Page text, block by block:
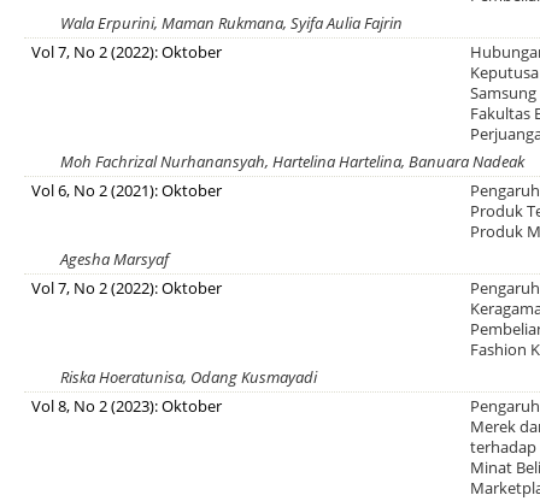
Wala Erpurini, Maman Rukmana, Syifa Aulia Fajrin
Vol 7, No 2 (2022): Oktober
Fakultas
Moh Fachrizal Nurhanansyah, Hartelina Hartelina, Banuara Nadeak
Vol 6, No 2 (2021): Oktober
Produk
Produk
Agesha Marsyaf
Vol 7, No 2 (2022): Oktober
Fashion
Riska Hoeratunisa, Odang Kusmayadi
Vol 8, No 2 (2023): Oktober
Merek
terhadap
Minat